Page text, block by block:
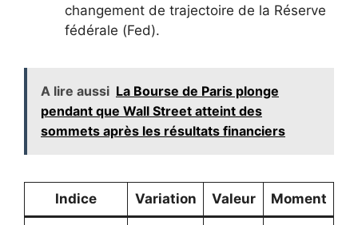
changement de trajectoire de la Réserve
fédérale (Fed).
A lire aussi La Bourse de Paris plonge
pendant que Wall Street atteint des
sommets après les résultats financiers
Indice Variation Valeur Moment